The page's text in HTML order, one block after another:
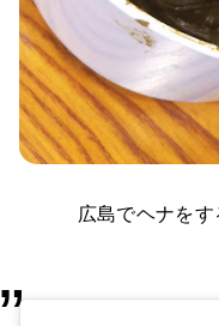
広島でヘナを